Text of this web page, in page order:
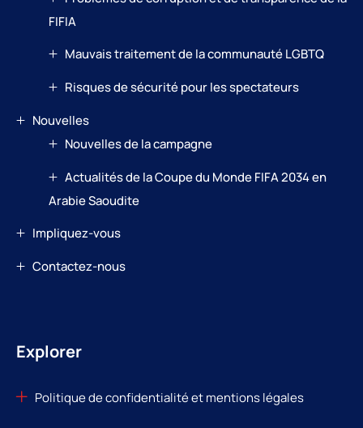
FIFIA
Mauvais traitement de la communauté LGBTQ
Risques de sécurité pour les spectateurs
Nouvelles
Nouvelles de la campagne
Actualités de la Coupe du Monde FIFA 2034 en
Arabie Saoudite
Impliquez-vous
Contactez-nous
Explorer
Politique de confidentialité et mentions légales